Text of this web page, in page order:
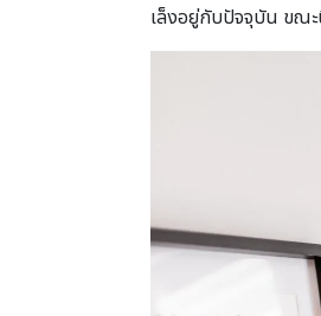
เล็งอยู่กับปัจจุบัน ขณะ